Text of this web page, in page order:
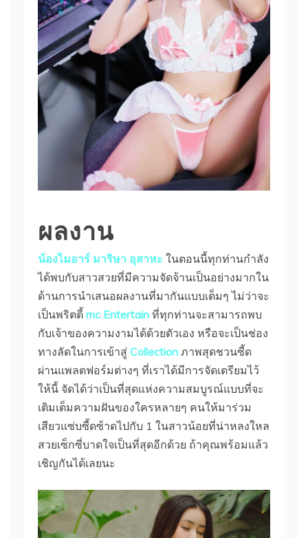
ผลงาน
น้องไมอาร์ มาริษา อุสาหะ ในตอนนี้ทุกท่านกำลัง
ได้พบกับสาวสวยที่มีความจัดจ้านเป็นอย่างมากใน
ด้านการนำเสนอผลงานที่มากันแบบเต็มๆ ไม่ว่าจะ
เป็นพริตตี้ mc Entertain ที่ทุกท่านจะสามารถพบ
กับเจ้าของความงามได้ด้วยตัวเอง หรือจะเป็นช่อง
ทางลัดในการเข้าสู่ Collection ภาพสุดชวนซี้ด
ผ่านแพลตฟอร์มต่างๆ ที่เราได้มีการจัดเตรียมไว้
ให้นี้ จัดได้ว่าเป็นที่สุดแห่งความสมบูรณ์แบบที่จะ
เติมเต็มความฝันของใครหลายๆ คนให้มาร่วม
เสียวแซ่บซี้ดซ้าดไปกับ 1 ในสาวน้อยที่น่าหลงใหล
สวยเซ็กซี่บาดใจเป็นที่สุดอีกด้วย ถ้าคุณพร้อมแล้ว
เชิญกันได้เลยนะ